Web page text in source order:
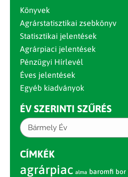
Könyvek
Agrárstatisztikai zsebkönyv
Statisztikai jelentések
Agrárpiaci jelentések
Pénzügyi Hírlevél
Éves jelentések
Egyéb kiadványok
ÉV SZERINTI SZŰRÉS
Bármely Év
CÍMKÉK
agrárpiac alma baromfi bor